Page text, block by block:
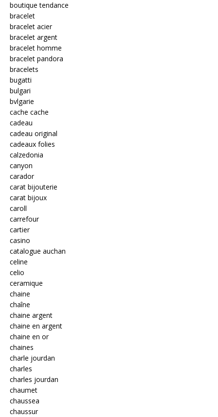
boutique tendance
bracelet
bracelet acier
bracelet argent
bracelet homme
bracelet pandora
bracelets
bugatti
bulgari
bvlgarie
cache cache
cadeau
cadeau original
cadeaux folies
calzedonia
canyon
carador
carat bijouterie
carat bijoux
caroll
carrefour
cartier
casino
catalogue auchan
celine
celio
ceramique
chaine
chaîne
chaine argent
chaine en argent
chaine en or
chaines
charle jourdan
charles
charles jourdan
chaumet
chaussea
chaussur